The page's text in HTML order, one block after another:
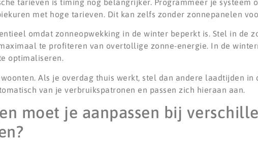
tarieven is timing nog belangrijker. Programmeer je systeem
met hoge tarieven. Dit kan zelfs zonder zonnepanelen
omdat zonneopwekking in de winter beperkt is. Stel in de
te profiteren van overtollige zonne-energie. In de
optimaliseren.
Als je overdag thuis werkt, stel dan andere laadtijden
van je verbruikspatronen en passen zich hieraan aan.
moet je aanpassen bij